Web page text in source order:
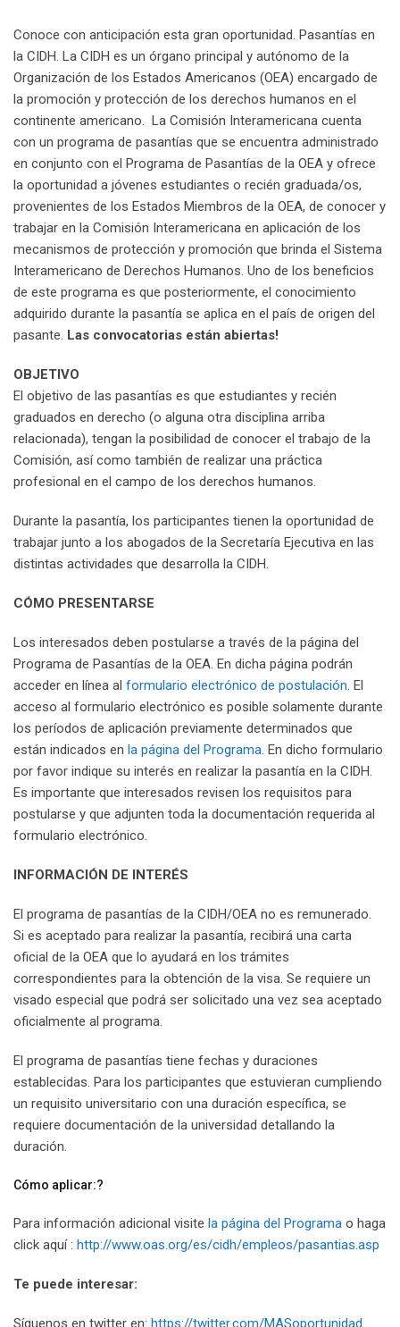
Conoce con anticipación esta gran oportunidad. Pasantías en
la CIDH. La CIDH es un órgano principal y autónomo de la
Organización de los Estados Americanos (OEA) encargado de
la promoción y protección de los derechos humanos en el
continente americano. La Comisión Interamericana cuenta
con un programa de pasantías que se encuentra administrado
en conjunto con el Programa de Pasantías de la OEA y ofrece
la oportunidad a jóvenes estudiantes o recién graduada/os,
provenientes de los Estados Miembros de la OEA, de conocer y
trabajar en la Comisión Interamericana en aplicación de los
mecanismos de protección y promoción que brinda el Sistema
Interamericano de Derechos Humanos. Uno de los beneficios
de este programa es que posteriormente, el conocimiento
adquirido durante la pasantía se aplica en el país de origen del
pasante. Las convocatorias están abiertas!
OBJETIVO
El objetivo de las pasantías es que estudiantes y recién
graduados en derecho (o alguna otra disciplina arriba
relacionada), tengan la posibilidad de conocer el trabajo de la
Comisión, así como también de realizar una práctica
profesional en el campo de los derechos humanos.
Durante la pasantía, los participantes tienen la oportunidad de
trabajar junto a los abogados de la Secretaría Ejecutiva en las
distintas actividades que desarrolla la CIDH.
CÓMO PRESENTARSE
Los interesados deben postularse a través de la página del
Programa de Pasantías de la OEA. En dicha página podrán
acceder en línea al formulario electrónico de postulación . El
acceso al formulario electrónico es posible solamente durante
los períodos de aplicación previamente determinados que
están indicados en la página del Programa . En dicho formulario
por favor indique su interés en realizar la pasantía en la CIDH.
Es importante que interesados revisen los requisitos para
postularse y que adjunten toda la documentación requerida al
formulario electrónico.
INFORMACIÓN DE INTERÉS
El programa de pasantías de la CIDH/OEA no es remunerado.
Si es aceptado para realizar la pasantía, recibirá una carta
oficial de la OEA que lo ayudará en los trámites
correspondientes para la obtención de la visa. Se requiere un
visado especial que podrá ser solicitado una vez sea aceptado
oficialmente al programa.
El programa de pasantías tiene fechas y duraciones
establecidas. Para los participantes que estuvieran cumpliendo
un requisito universitario con una duración específica, se
requiere documentación de la universidad detallando la
duración.
Cómo aplicar:?
Para información adicional visite la página del Programa o haga
click aquí : http://www.oas.org/es/cidh/empleos/pasantias.asp
Te puede interesar:
Síguenos en twitter en: https://twitter.com/MASoportunidad